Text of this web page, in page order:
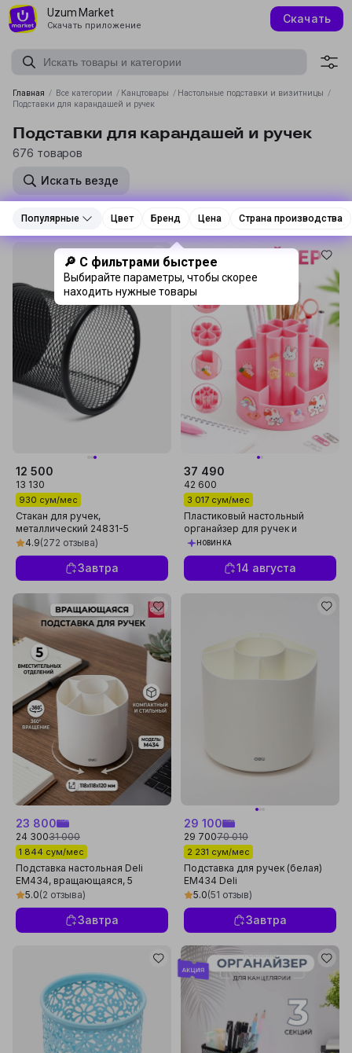
Uzum Market
Скачать приложение
Скачать
Главная / Все категории / Канцтовары / Настольные подставки и визитницы /
Подставки для карандашей и ручек
Подставки для карандашей и ручек
676 товаров
Искать везде
Популярные Цвет Бренд Цена Страна производства
12 500
13 130
930 сум/мес
Стакан для ручек,
металлический 24831-5
4.9(272 отзыва)
Завтра
37 490
42 600
3 017 сум/мес
Пластиковый настольный
органайзер для ручек и
канцелярии, розовый
НОВИНКА
14 августа
23 800
24 30031 000
1 844 сум/мес
Подставка настольная Deli
EM434, вращающаяся, 5
отделений, белая, 118 * 118 *
120 мм
5.0(2 отзыва)
Завтра
29 100
29 70070 010
2 231 сум/мес
Подставка для ручек (белая)
EM434 Deli
5.0(51 отзыв)
Завтра
Реклама
🔎 С фильтрами быстрее
Выбирайте параметры, чтобы скорее
находить нужные товары
Популярные Цвет Бренд Цена Страна производства